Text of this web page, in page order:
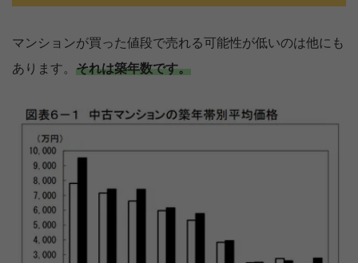
マンションが買った値段で売れる可能性が低いのは他にも
あります。 それは築年数です。